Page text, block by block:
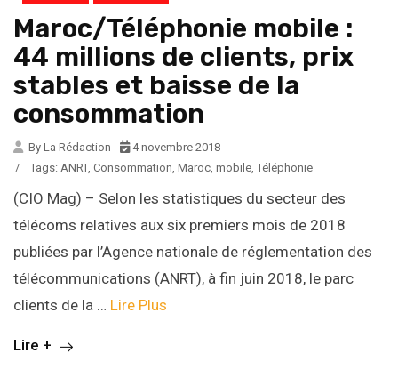
Maroc/Téléphonie mobile :
44 millions de clients, prix
stables et baisse de la
consommation
By La Rédaction
4 novembre 2018
/
Tags: ANRT, Consommation Maroc mobile Téléphonie
(CIO Mag) – Selon les statistiques du secteur des
télécoms relatives aux six premiers mois de 2018
publiées par l’Agence nationale de réglementation des
télécommunications (ANRT), à fin juin 2018, le parc
clients de la … Lire Plus
Lire +